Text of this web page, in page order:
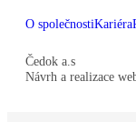
O společnostiKariéra
Čedok a.s
Návrh a realizace